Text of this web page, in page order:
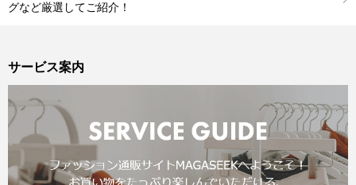
グなど厳選してご紹介！
サービス案内